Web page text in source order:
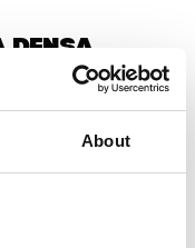
About
general
me
con lo
bien hard